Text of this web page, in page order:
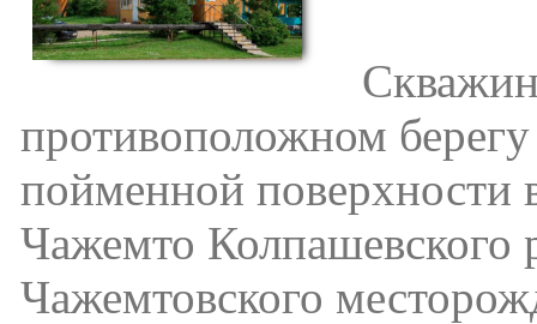
противоположном
пойменной поверхности
Чажемто Колпашевского
Чажемтовского